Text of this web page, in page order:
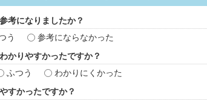
考になりましたか？
う 参考にならなかった
かりやすかったですか？
ふつう わかりにくかった
すかったですか？